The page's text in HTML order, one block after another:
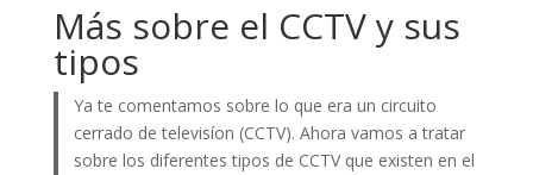
Más sobre el CCTV y sus
tipos
Ya te comentamos sobre lo que era un circuito
cerrado de televisíon (CCTV). Ahora vamos a tratar
sobre los diferentes tipos de CCTV que existen en el